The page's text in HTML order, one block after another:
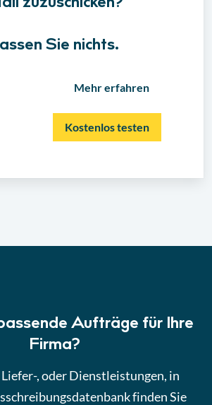
Sie nichts.
Mehr erfahren
Kostenlos testen
Aufträge für Ihre
Firma?
Liefer-, oder Dienstleistungen, in
finden Sie